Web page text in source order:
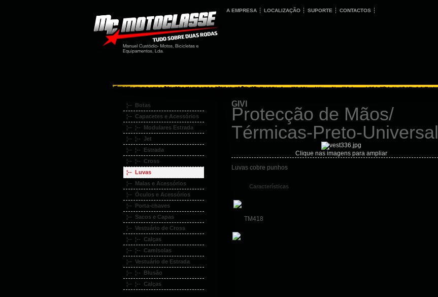
A EMPRESA LOCALIZAÇÃO SUPORTE CONTACTOS
¦-- Botas
¦-- Capacetes e Acessórios
¦-- ¦-- Modulares Estrada
¦-- ¦-- Jet
¦-- ¦-- Estrada
¦-- ¦-- Cross
¦-- Luvas
¦-- Malas e Acessórios
¦-- Óculos e Acessórios
¦-- Porta-chaves
¦-- Sacos e Capas
¦-- Vestuário de Cross
¦-- ¦-- Calças
¦-- ¦-- Camisolas
¦-- Vestuário de Estrada
¦-- ¦-- Blusão
¦-- ¦-- Calças
GIVI
Protecção de Mãos/
Térmicas-Preto-Universal
Clique nas imagens para ampliar
Luvas cobre punhos
Características
TM418